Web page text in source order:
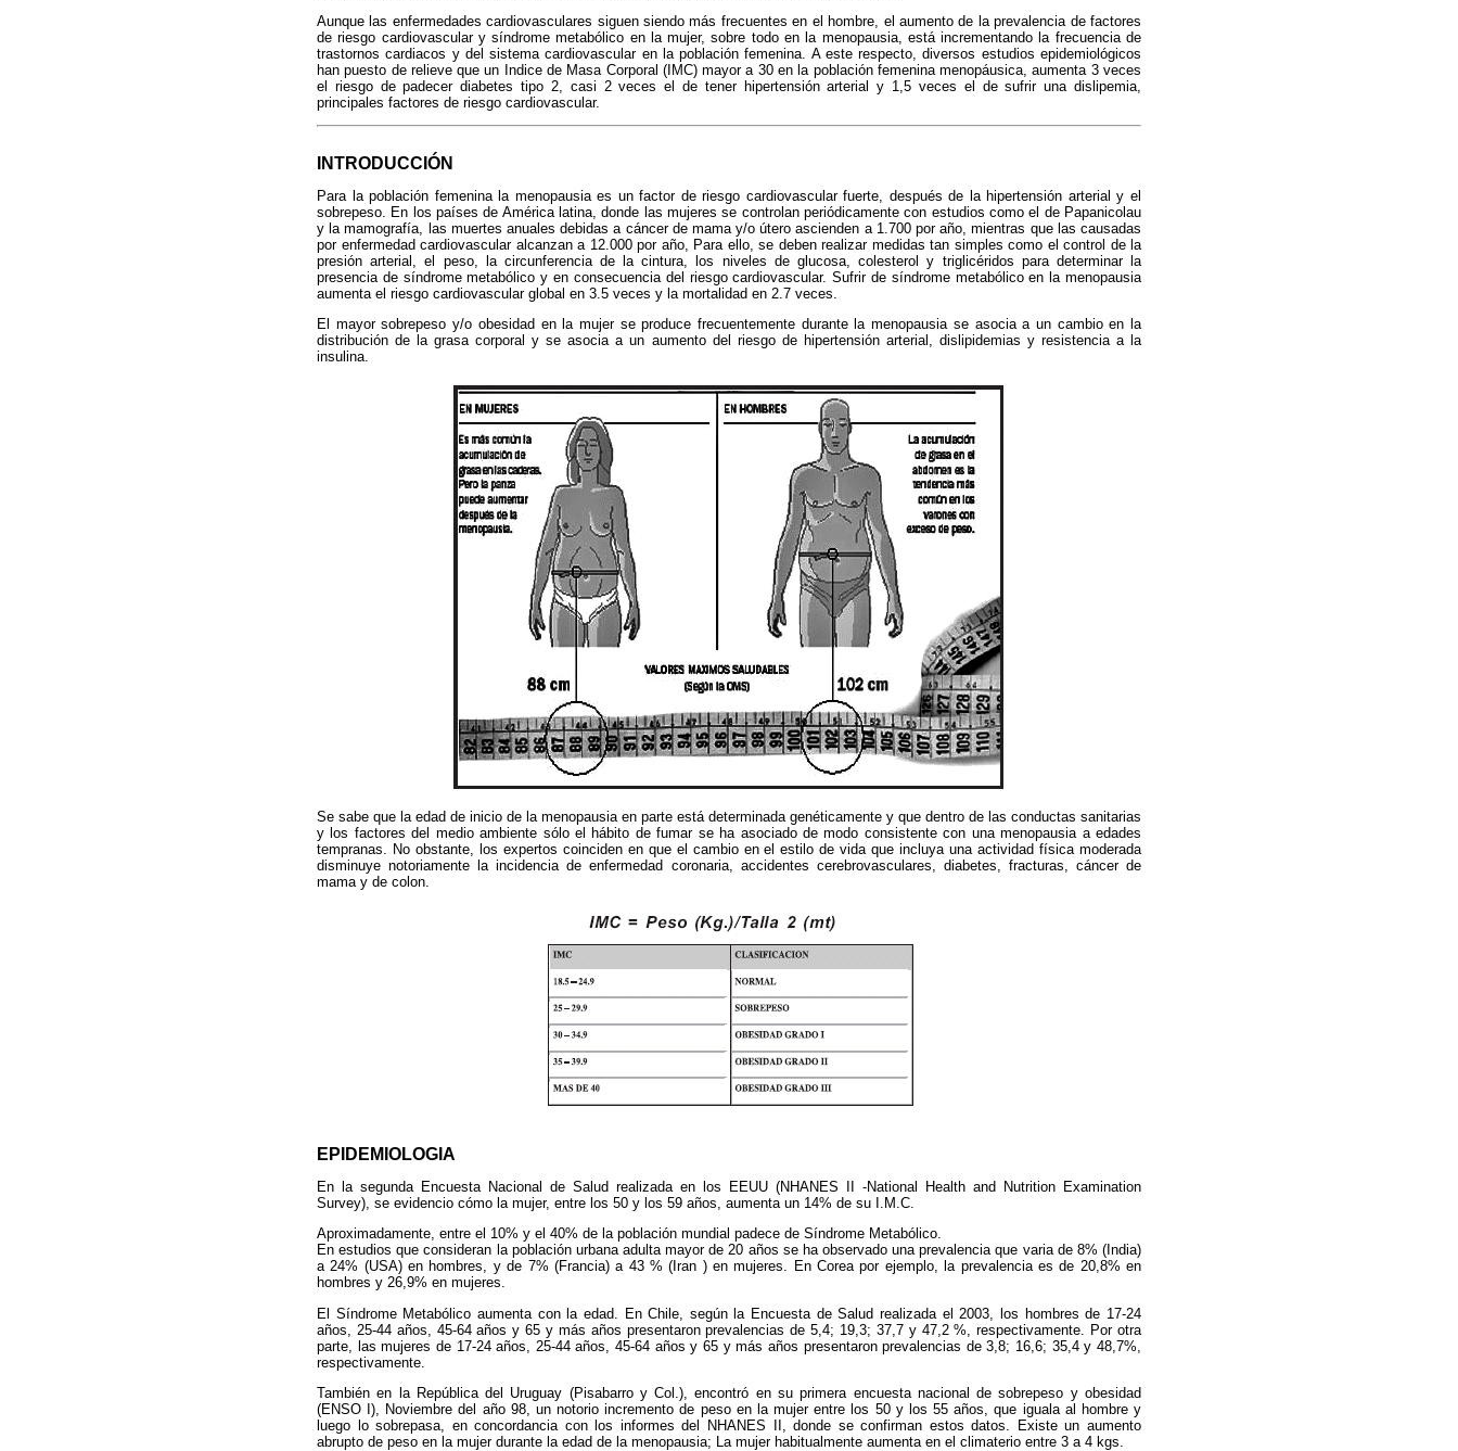
Aunque las enfermedades cardiovasculares siguen siendo más frecuentes en el hombre, el aumento de la prevalencia de factores
de riesgo cardiovascular y síndrome metabólico en la mujer, sobre todo en la menopausia, está incrementando la frecuencia de
trastornos cardiacos y del sistema cardiovascular en la población femenina. A este respecto, diversos estudios epidemiológicos
han puesto de relieve que un Indice de Masa Corporal (IMC) mayor a 30 en la población femenina menopáusica, aumenta 3 veces
el riesgo de padecer diabetes tipo 2, casi 2 veces el de tener hipertensión arterial y 1,5 veces el de sufrir una dislipemia,
principales factores de riesgo cardiovascular.
INTRODUCCIÓN
Para la población femenina la menopausia es un factor de riesgo cardiovascular fuerte, después de la hipertensión arterial y el
sobrepeso. En los países de América latina, donde las mujeres se controlan periódicamente con estudios como el de Papanicolau
y la mamografía, las muertes anuales debidas a cáncer de mama y/o útero ascienden a 1.700 por año, mientras que las causadas
por enfermedad cardiovascular alcanzan a 12.000 por año, Para ello, se deben realizar medidas tan simples como el control de la
presión arterial, el peso, la circunferencia de la cintura, los niveles de glucosa, colesterol y triglicéridos para determinar la
presencia de síndrome metabólico y en consecuencia del riesgo cardiovascular. Sufrir de síndrome metabólico en la menopausia
aumenta el riesgo cardiovascular global en 3.5 veces y la mortalidad en 2.7 veces.
El mayor sobrepeso y/o obesidad en la mujer se produce frecuentemente durante la menopausia se asocia a un cambio en la
distribución de la grasa corporal y se asocia a un aumento del riesgo de hipertensión arterial, dislipidemias y resistencia a la
insulina.
Se sabe que la edad de inicio de la menopausia en parte está determinada genéticamente y que dentro de las conductas sanitarias
y los factores del medio ambiente sólo el hábito de fumar se ha asociado de modo consistente con una menopausia a edades
tempranas. No obstante, los expertos coinciden en que el cambio en el estilo de vida que incluya una actividad física moderada
disminuye notoriamente la incidencia de enfermedad coronaria, accidentes cerebrovasculares, diabetes, fracturas, cáncer de
mama y de colon.
EPIDEMIOLOGIA
En la segunda Encuesta Nacional de Salud realizada en los EEUU (NHANES II -National Health and Nutrition Examination
Survey), se evidencio cómo la mujer, entre los 50 y los 59 años, aumenta un 14% de su I.M.C.
Aproximadamente, entre el 10% y el 40% de la población mundial padece de Síndrome Metabólico.
En estudios que consideran la población urbana adulta mayor de 20 años se ha observado una prevalencia que varia de 8% (India)
a 24% (USA) en hombres, y de 7% (Francia) a 43 % (Iran ) en mujeres. En Corea por ejemplo, la prevalencia es de 20,8% en
hombres y 26,9% en mujeres.
El Síndrome Metabólico aumenta con la edad. En Chile, según la Encuesta de Salud realizada el 2003, los hombres de 17-24
años, 25-44 años, 45-64 años y 65 y más años presentaron prevalencias de 5,4; 19,3; 37,7 y 47,2 %, respectivamente. Por otra
parte, las mujeres de 17-24 años, 25-44 años, 45-64 años y 65 y más años presentaron prevalencias de 3,8; 16,6; 35,4 y 48,7%,
respectivamente.
También en la República del Uruguay (Pisabarro y Col.), encontró en su primera encuesta nacional de sobrepeso y obesidad
(ENSO I), Noviembre del año 98, un notorio incremento de peso en la mujer entre los 50 y los 55 años, que iguala al hombre y
luego lo sobrepasa, en concordancia con los informes del NHANES II, donde se confirman estos datos. Existe un aumento
abrupto de peso en la mujer durante la edad de la menopausia; La mujer habitualmente aumenta en el climaterio entre 3 a 4 kgs.